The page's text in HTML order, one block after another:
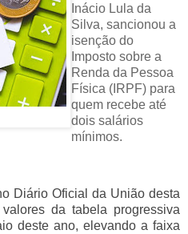
Inácio Lula da
Silva, sancionou a
isenção do
Imposto sobre a
Renda da Pessoa
Física (IRPF) para
quem recebe até
dois salários
mínimos.
Diário Oficial da União desta
da tabela progressiva
deste ano, elevando a faixa